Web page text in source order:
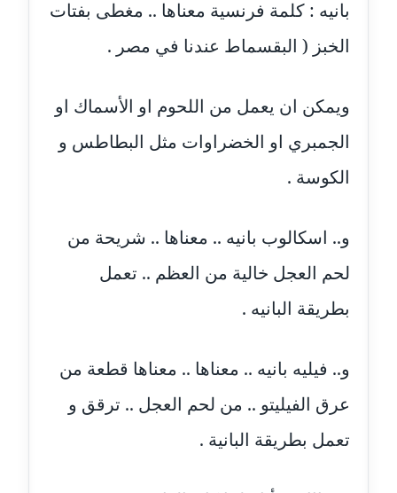
معلق
مدونة أماني عبد السلام
عاملة
مدونة أمل الجزائرية
متوفي
عاملة
مدونة أمل درويش
عاملة
عاملة
بانيه : كلمة فرنسية معناها .. مغطى بفتات
الخبز ( البقسماط عندنا في مصر .
ويمكن ان يعمل من اللحوم او الأسماك او
الجمبري او الخضراوات مثل البطاطس و
الكوسة .
و.. اسكالوب بانيه .. معناها .. شريحة من
لحم العجل خالية من العظم .. تعمل
بطريقة البانيه .
و.. فيليه بانيه .. معناها .. معناها قطعة من
عرق الفيليتو .. من لحم العجل .. ترقق و
تعمل بطريقة البانية .